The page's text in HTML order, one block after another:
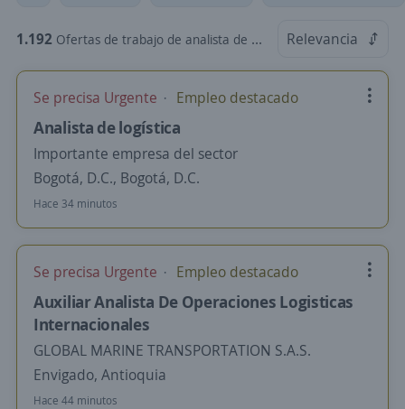
1.192 Ofertas de trabajo de analista de logistica Relevancia
Se precisa Urgente Empleo destacado
Analista de logística
Importante empresa del sector
Bogotá, D.C., Bogotá, D.C.
Hace 34 minutos
Se precisa Urgente Empleo destacado
Auxiliar Analista De Operaciones Logisticas
Internacionales
GLOBAL MARINE TRANSPORTATION S.A.S.
Envigado, Antioquia
Hace 44 minutos